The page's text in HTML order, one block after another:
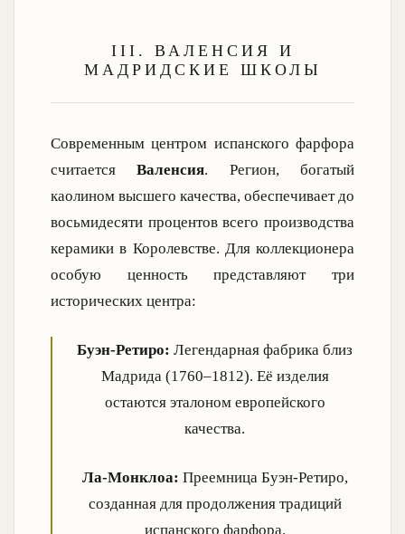
III. ВАЛЕНСИЯ И
МАДРИДСКИЕ ШКОЛЫ
Современным центром испанского фарфора
считаетсяВаленсия. Регион, богатый
каолином высшего качества, обеспечивает до
восьмидесяти процентов всего производства
керамики в Королевстве. Для коллекционера
особую ценность представляют три
исторических центра:
Буэн-Ретиро: Легендарная фабрика близ
Мадрида (1760–1812). Её изделия
остаются эталоном европейского
качества.
Ла-Монклоа: Преемница Буэн-Ретиро,
созданная для продолжения традиций
испанского фарфора.